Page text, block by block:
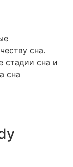
сна.
стадии сна и
сна